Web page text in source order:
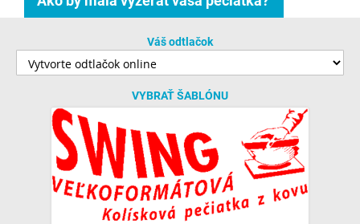
Váš odtlačok
VYBRAŤ ŠABLÓNU